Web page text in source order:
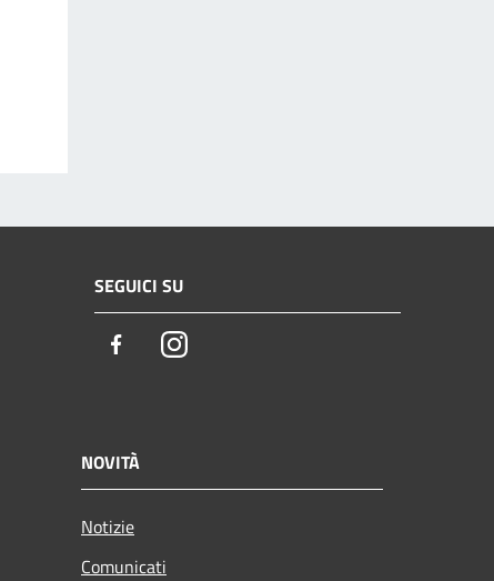
SEGUICI SU
FacebookInstagram
NOVITÀ
Notizie
Comunicati